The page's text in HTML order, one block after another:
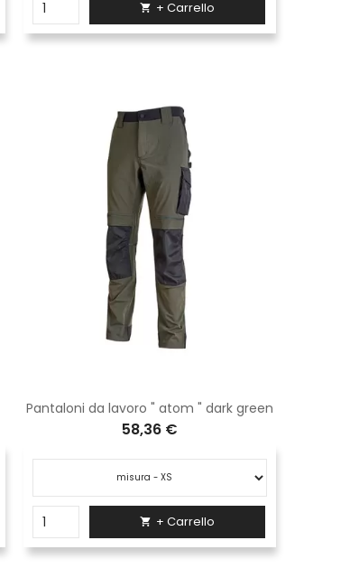
 + Carrello
Pantaloni da lavoro " atom " dark green
58,36 €
 + Carrello